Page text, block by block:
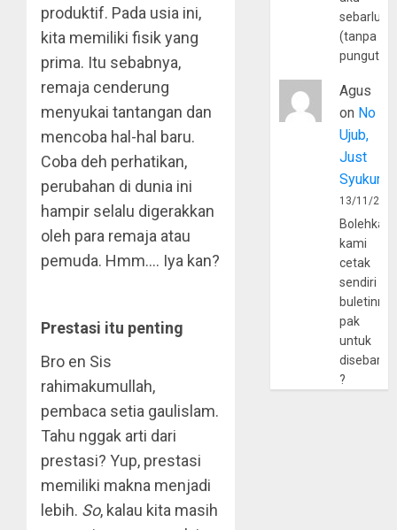
produktif. Pada usia ini,
kita memiliki fisik yang
prima. Itu sebabnya,
remaja cenderung
menyukai tantangan dan
mencoba hal-hal baru.
Coba deh perhatikan,
perubahan di dunia ini
hampir selalu digerakkan
oleh para remaja atau
pemuda. Hmm…. Iya kan?
Prestasi itu penting
Bro en Sis
rahimakumullah,
pembaca setia gaulislam.
Tahu nggak arti dari
prestasi? Yup, prestasi
memiliki makna menjadi
lebih. So, kalau kita masih
(tanpa
Agus
on No
Ujub,
Just
Syukur
13/11/
Bolehkah
kami
cetak
sendiri
pak
untuk
?